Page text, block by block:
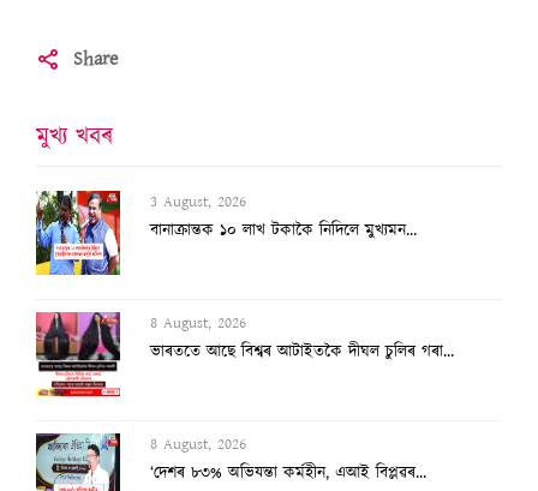
Share
মুখ্য খবৰ
3 August, 2026
বানাক্ৰান্তক ১০ লাখ টকাকৈ নিদিলে মুখ্যমন...
8 August, 2026
ভাৰততে আছে বিশ্বৰ আটাইতকৈ দীঘল চুলিৰ গৰা...
8 August, 2026
‘দেশৰ ৮৩% অভিযন্তা কৰ্মহীন, এআই বিপ্লৱৰ...